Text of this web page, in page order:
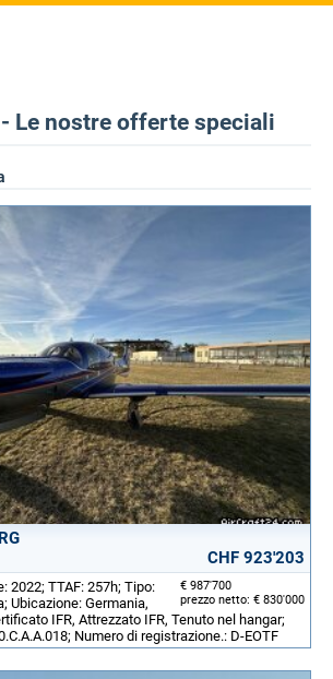
- Le nostre offerte speciali
CHF 923'203
€ 987'700
prezzo netto: € 830'000
2022; TTAF: 257h; Tipo:
Ubicazione: Germania,
IFR, Attrezzato IFR, Tenuto nel hangar;
Numero di registrazione.: D-EOTF